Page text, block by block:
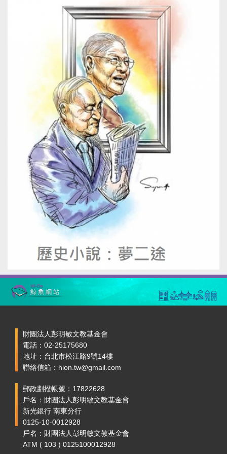
財團法人彭明敏文教基金會
電話：02-25175680
地址：台北市松江路9號14樓
聯絡信箱：hion.tw@gmail.com
郵政劃撥帳號：17822628
戶名：財團法人彭明敏文教基金會
新光銀行 南東分行
0125-10-0012928
戶名：財團法人彭明敏文教基金會
ATM ( 103 ) 0125100012928